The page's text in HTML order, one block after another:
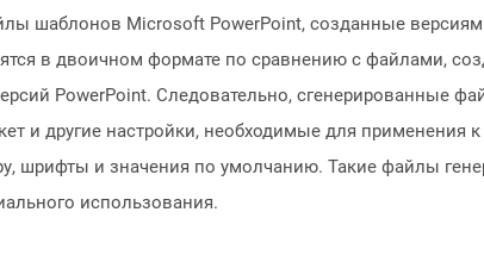
шаблонов Microsoft PowerPoint, созданные
в двоичном формате по сравнению с файлами,
PowerPoint. Следовательно, сгенерированные
и другие настройки, необходимые для применения
шрифты и значения по умолчанию. Такие файлы
использования.